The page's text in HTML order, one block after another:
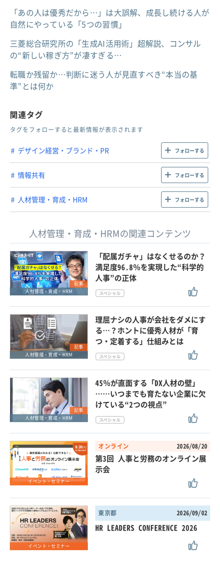
「あの人は優秀だから…」は大誤解、成長し続ける人が
自然にやっている「5つの習慣」
三菱総合研究所の「生成AI活用術」超解説、コンサル
の“新しい稼ぎ方”が凄すぎる…
転職か残留か…判断に迷う人が見直すべき“本当の基
準”とは何か
関連タグ
タグをフォローすると最新情報が表示されます
デザイン経営・ブランド・PR フォローする
情報共有 フォローする
人材管理・育成・HRM フォローする
人材管理・育成・HRMの関連コンテンツ
記事
人材管理・育成・HRM
「配属ガチャ」はなくせるのか？
満足度96.8％を実現した“科学的
人事”の正体
記事
人材管理・育成・HRM
理屈ナシの人事が会社をダメにす
る…？ホントに優秀人材が「育
つ・定着する」仕組みとは
記事
人材管理・育成・HRM
45％が直面する「DX人材の壁」
……いつまでも育たない企業に欠
けている“2つの視点”
イベント・セミナー
オンライン 2026/08/20
第3回 人事と労務のオンライン展
示会
イベント・セミナー
東京都 2026/09/02
HR LEADERS CONFERENCE 2026